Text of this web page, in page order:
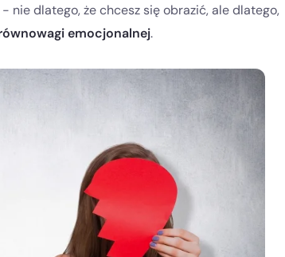
nie dlatego, że chcesz się obrazić, ale dlatego,
emocjonalnej.